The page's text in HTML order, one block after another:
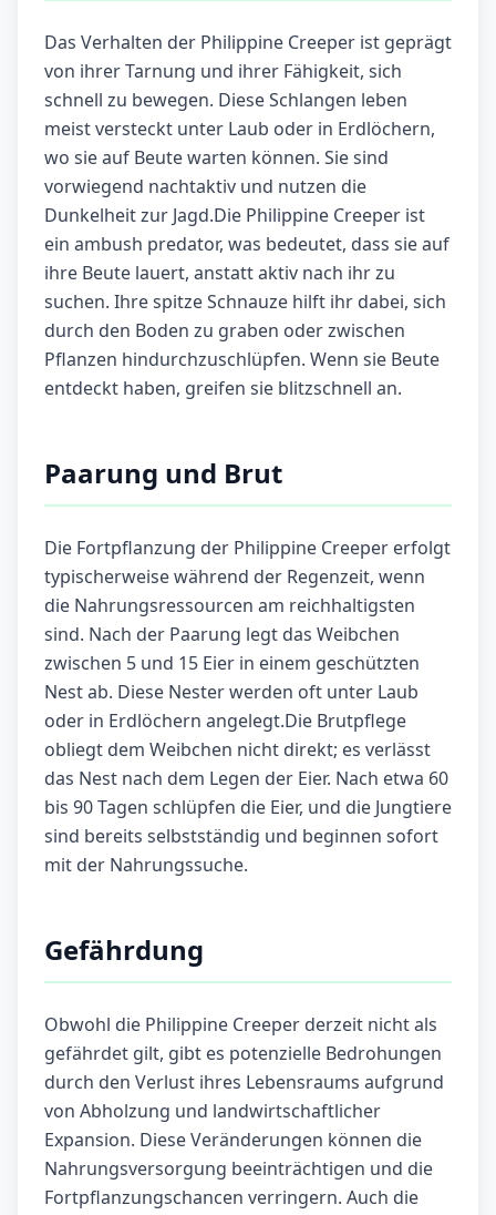
Das Verhalten der Philippine Creeper ist geprägt
von ihrer Tarnung und ihrer Fähigkeit, sich
schnell zu bewegen. Diese Schlangen leben
meist versteckt unter Laub oder in Erdlöchern,
wo sie auf Beute warten können. Sie sind
vorwiegend nachtaktiv und nutzen die
Dunkelheit zur Jagd.Die Philippine Creeper ist
ein ambush predator, was bedeutet, dass sie auf
ihre Beute lauert, anstatt aktiv nach ihr zu
suchen. Ihre spitze Schnauze hilft ihr dabei, sich
durch den Boden zu graben oder zwischen
Pflanzen hindurchzuschlüpfen. Wenn sie Beute
entdeckt haben, greifen sie blitzschnell an.
Paarung und Brut
Die Fortpflanzung der Philippine Creeper erfolgt
typischerweise während der Regenzeit, wenn
die Nahrungsressourcen am reichhaltigsten
sind. Nach der Paarung legt das Weibchen
zwischen 5 und 15 Eier in einem geschützten
Nest ab. Diese Nester werden oft unter Laub
oder in Erdlöchern angelegt.Die Brutpflege
obliegt dem Weibchen nicht direkt; es verlässt
das Nest nach dem Legen der Eier. Nach etwa 60
bis 90 Tagen schlüpfen die Eier, und die Jungtiere
sind bereits selbstständig und beginnen sofort
mit der Nahrungssuche.
Gefährdung
Obwohl die Philippine Creeper derzeit nicht als
gefährdet gilt, gibt es potenzielle Bedrohungen
durch den Verlust ihres Lebensraums aufgrund
von Abholzung und landwirtschaftlicher
Expansion. Diese Veränderungen können die
Nahrungsversorgung beeinträchtigen und die
Fortpflanzungschancen verringern. Auch die